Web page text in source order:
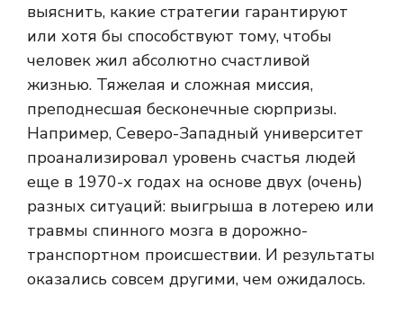
выяснить, какие стратегии гарантируют
или хотя бы способствуют тому, чтобы
человек жил абсолютно счастливой
жизнью. Тяжелая и сложная миссия,
преподнесшая бесконечные сюрпризы.
Например, Северо-Западный университет
проанализировал уровень счастья людей
еще в 1970-х годах на основе двух (очень)
разных ситуаций: выигрыша в лотерею или
травмы спинного мозга в дорожно-
транспортном происшествии. И результаты
оказались совсем другими, чем ожидалось.